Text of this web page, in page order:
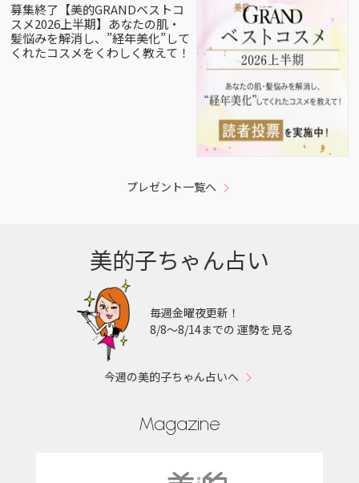
募集終了【美的GRANDベストコ
スメ2026上半期】あなたの肌・
髪悩みを解消し、”経年美化”して
くれたコスメをくわしく教えて！
プレゼント一覧へ
美的子ちゃん占い
毎週金曜夜更新！
8/8〜8/14までの 運勢を見る
今週の美的子ちゃん占いへ
Magazine